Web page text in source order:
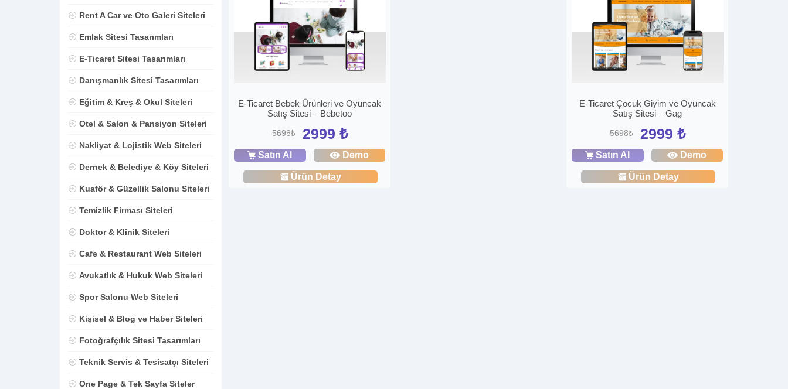
Rent A Car ve Oto Galeri Siteleri
Emlak Sitesi Tasarımları
E-Ticaret Sitesi Tasarımları
Danışmanlık Sitesi Tasarımları
Eğitim & Kreş & Okul Siteleri
Otel & Salon & Pansiyon Siteleri
Nakliyat & Lojistik Web Siteleri
Dernek & Belediye & Köy Siteleri
Kuaför & Güzellik Salonu Siteleri
Temizlik Firması Siteleri
Doktor & Klinik Siteleri
Cafe & Restaurant Web Siteleri
Avukatlık & Hukuk Web Siteleri
Spor Salonu Web Siteleri
Kişisel & Blog ve Haber Siteleri
Fotoğrafçılık Sitesi Tasarımları
Teknik Servis & Tesisatçı Siteleri
One Page & Tek Sayfa Siteler
E-Ticaret Bebek Ürünleri ve Oyuncak
Satış Sitesi – Bebetoo
5698₺ 2999 ₺
Satın Al Demo
Ürün Detay
E-Ticaret Çocuk Giyim ve Oyuncak
Satış Sitesi – Gag
5698₺ 2999 ₺
Satın Al Demo
Ürün Detay